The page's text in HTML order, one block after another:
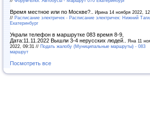
Время местное или по Москве?.. Ирина 14 ноября 2022,
// Расписание электричек - Расписание электричек: Нижний
Екатеринбург
Украли телефон в маршрутке 083 время 8-9,
Дата:11.11.2022 Вышли 3-4 нерусских людей.. Яна 11
2022, 09:31 // Подать жалобу (Муниципальные маршруты) - 083
маршрут
Посмотреть все